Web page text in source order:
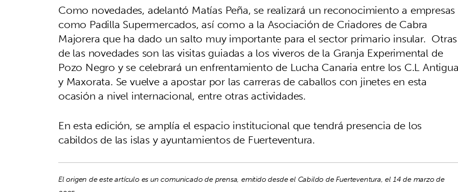
Como novedades, adelantó Matías Peña, se realizará un reconocimiento a empresas
como Padilla Supermercados, así como a la Asociación de Criadores de Cabra
Majorera que ha dado un salto muy importante para el sector primario insular. Otras
de las novedades son las visitas guiadas a los viveros de la Granja Experimental de
Pozo Negro y se celebrará un enfrentamiento de Lucha Canaria entre los C.L
y Maxorata. Se vuelve a apostar por las carreras de caballos con jinetes en esta
ocasión a nivel internacional, entre otras actividades.
En esta edición, se amplía el espacio institucional que tendrá presencia de los
cabildos de las islas y ayuntamientos de Fuerteventura.
El origen de este artículo es un comunicado de prensa, emitido desde el Cabildo de Fuerteventura, el 14 de marzo de